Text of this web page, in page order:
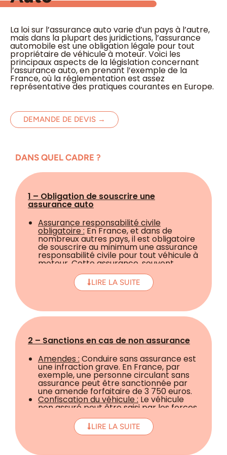
La loi sur l’assurance auto varie d’un pays à l’autre,
mais dans la plupart des juridictions, l’assurance
automobile est une obligation légale pour tout
propriétaire de véhicule à moteur. Voici les
principaux aspects de la législation concernant
l’assurance auto, en prenant l’exemple de la
France, où la réglementation est assez
représentative des pratiques courantes en Europe.
DEMANDE DE DEVIS →
DANS QUEL CADRE ?
1 – Obligation de souscrire une
assurance auto
Assurance responsabilité civile
obligatoire : En France, et dans de
nombreux autres pays, il est obligatoire
de souscrire au minimum une assurance
responsabilité civile pour tout véhicule à
moteur. Cette assurance, souvent
appelée "assurance au tiers", couvre les
dommages matériels et corporels que
le conducteur peut causer à des tiers
le strict minimum légal requis pour
pouvoir circuler.
terrestres à moteur (voitures, motos,
scooters, camions, etc.) doivent être
assurés, même s'ils ne sont pas utilisés
ou sont immobilisés dans un espace
privé.
LIRE LA SUITE
2 – Sanctions en cas de non assurance
Amendes : Conduire sans assurance est
une infraction grave. En France, par
exemple, une personne circulant sans
assurance peut être sanctionnée par
une amende forfaitaire de 3 750 euros.
Confiscation du véhicule : Le véhicule
non assuré peut être saisi par les forces
Suspension du permis : Le conducteur
peut également se voir retirer son
LIRE LA SUITE